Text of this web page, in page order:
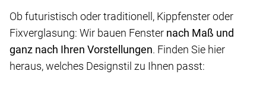
Ob futuristisch oder traditionell, Kippfenster oder
Fixverglasung: Wir bauen Fenster nach Maß und
ganz nach Ihren Vorstellungen. Finden Sie hier
heraus, welches Designstil zu Ihnen passt: